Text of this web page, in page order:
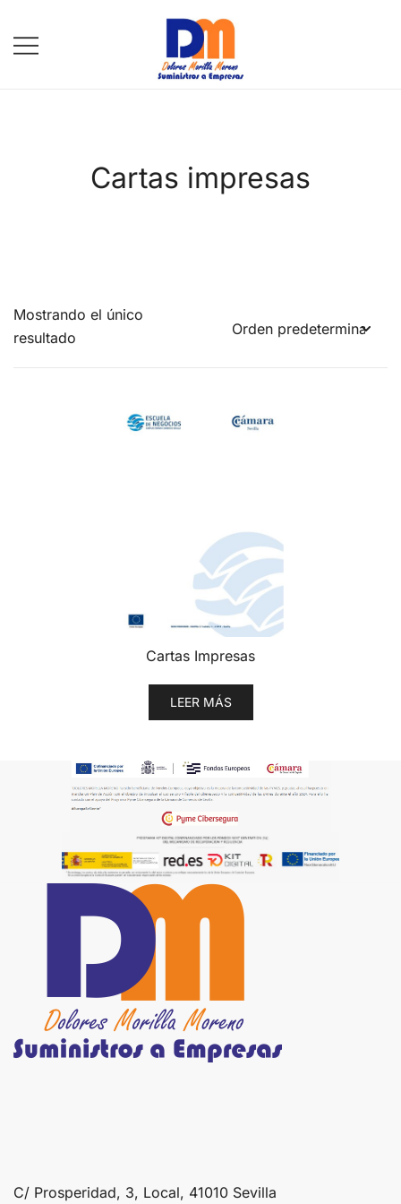
contenido
Cartas impresas
Mostrando el único
resultado
Cartas Impresas
LEER MÁS
C/ Prosperidad, 3, Local, 41010 Sevilla